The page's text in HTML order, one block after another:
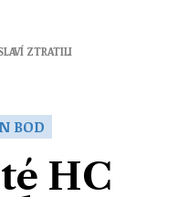
ZTRATILI
BOD
HC